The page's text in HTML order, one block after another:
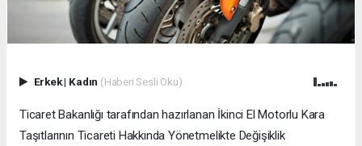
Erkek| Kadın (Haberi Sesli Oku)
Ticaret Bakanlığı tarafından hazırlanan İkinci El Motorlu Kara
Taşıtlarının Ticareti Hakkında Yönetmelikte Değişiklik